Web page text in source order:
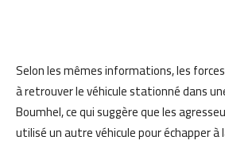
Selon les mêmes informations, les
à retrouver le véhicule stationné dans
Boumhel, ce qui suggère que les
utilisé un autre véhicule pour échapper